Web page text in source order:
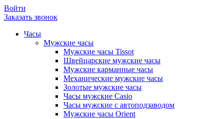
Войти
Заказать звонок
Часы
Мужские часы
Мужские часы Tissot
Швейцарские мужские часы
Мужские карманные часы
Механические мужские часы
Золотые мужские часы
Часы мужские Casio
Часы мужские с автоподзаводом
Мужские часы Orient